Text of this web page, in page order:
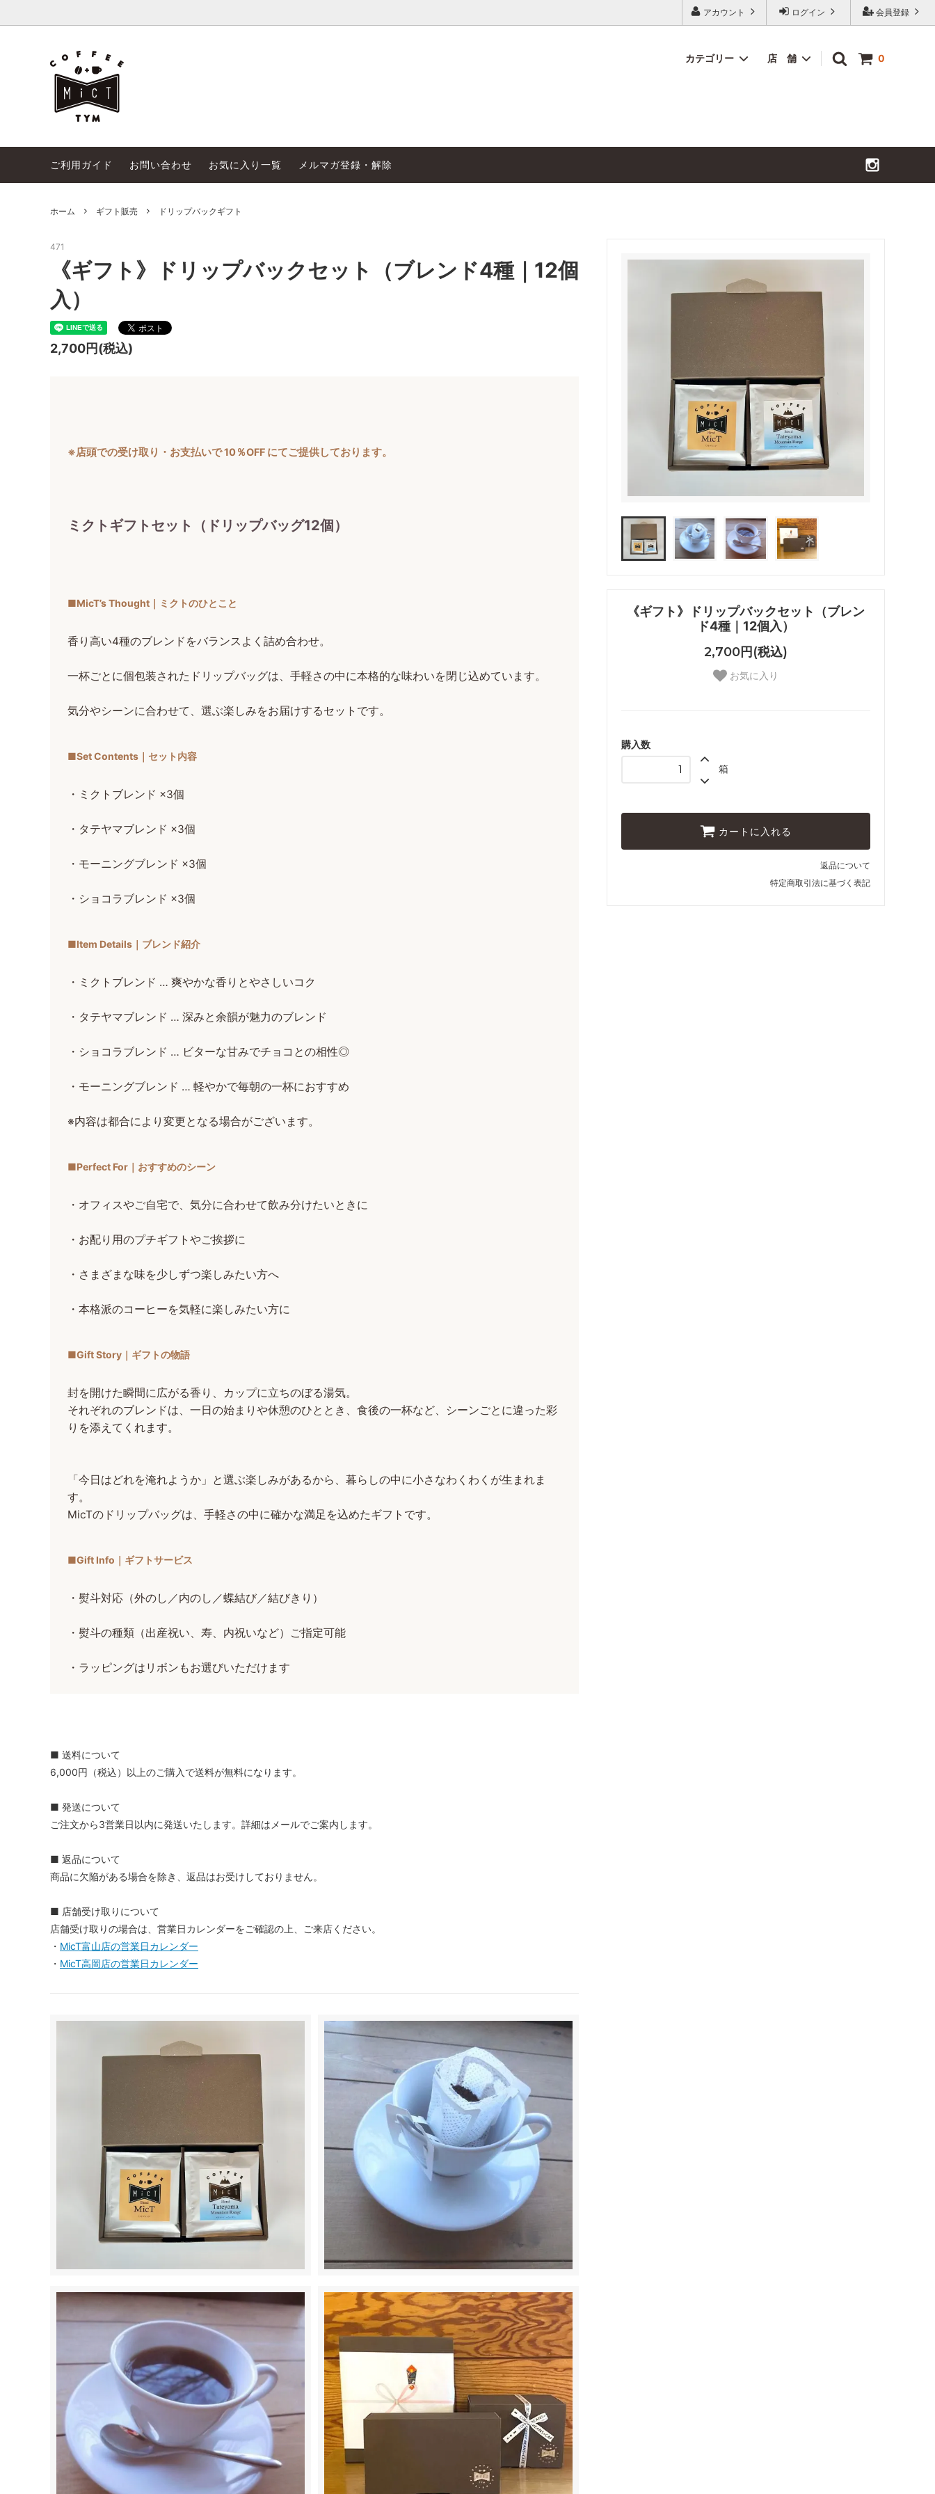
会員登録
ログイン
アカウント
0
カテゴリー
珈琲豆販売
店 舗
MicT 富山店
ご利用ガイド お問い合わせ お気に入り一覧 メルマガ登録・解除
ホーム ギフト販売 ドリップバックギフト
《ギフト》ドリップバックセット（ブレン
ド4種｜12個入）
2,700円(税込)
お気に入り
購入数
箱
カートに入れる
返品について
特定商取引法に基づく表記
471
《ギフト》ドリップバックセット（ブレンド4種｜12個
入）
2,700円(税込)
※店頭での受け取り・お支払いで 10％OFF にてご提供しております。
ミクトギフトセット（ドリップバッグ12個）
■MicT’s Thought｜ミクトのひとこと
香り高い4種のブレンドをバランスよく詰め合わせ。
一杯ごとに個包装されたドリップバッグは、手軽さの中に本格的な味わいを閉じ込めています。
気分やシーンに合わせて、選ぶ楽しみをお届けするセットです。
■Set Contents｜セット内容
・ミクトブレンド ×3個
・タテヤマブレンド ×3個
・モーニングブレンド ×3個
・ショコラブレンド ×3個
■Item Details｜ブレンド紹介
・ミクトブレンド … 爽やかな香りとやさしいコク
・タテヤマブレンド … 深みと余韻が魅力のブレンド
・ショコラブレンド … ビターな甘みでチョコとの相性◎
・モーニングブレンド … 軽やかで毎朝の一杯におすすめ
※内容は都合により変更となる場合がございます。
■Perfect For｜おすすめのシーン
・オフィスやご自宅で、気分に合わせて飲み分けたいときに
・お配り用のプチギフトやご挨拶に
・さまざまな味を少しずつ楽しみたい方へ
・本格派のコーヒーを気軽に楽しみたい方に
■Gift Story｜ギフトの物語
封を開けた瞬間に広がる香り、カップに立ちのぼる湯気。
それぞれのブレンドは、一日の始まりや休憩のひととき、食後の一杯など、シーンごとに違った彩
りを添えてくれます。
「今日はどれを淹れようか」と選ぶ楽しみがあるから、暮らしの中に小さなわくわくが生まれま
す。
MicTのドリップバッグは、手軽さの中に確かな満足を込めたギフトです。
■Gift Info｜ギフトサービス
・熨斗対応（外のし／内のし／蝶結び／結びきり）
・熨斗の種類（出産祝い、寿、内祝いなど）ご指定可能
・ラッピングはリボンもお選びいただけます
■ 送料について
6,000円（税込）以上のご購入で送料が無料になります。
■ 発送について
ご注文から3営業日以内に発送いたします。詳細はメールでご案内します。
■ 返品について
商品に欠陥がある場合を除き、返品はお受けしておりません。
■ 店舗受け取りについて
店舗受け取りの場合は、営業日カレンダーをご確認の上、ご来店ください。
・ MicT富山店の営業日カレンダー
・ MicT高岡店の営業日カレンダー